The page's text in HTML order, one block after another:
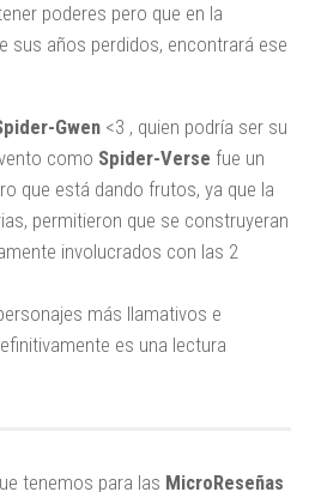
poderes pero que en la
sus años perdidos, encontrará ese
Gwen <3 , quien podría ser su
como Spider-Verse fue un
que está dando frutos, ya que la
permitieron que se construyeran
involucrados con las 2
más llamativos e
es una lectura
tenemos para las MicroReseñas